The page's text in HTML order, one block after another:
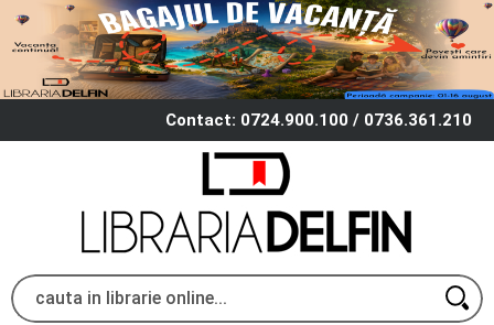
Contact: 0724.900.100 / 0736.361.210